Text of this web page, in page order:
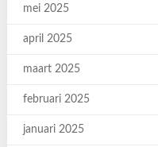
mei 2025
april 2025
maart 2025
februari 2025
januari 2025